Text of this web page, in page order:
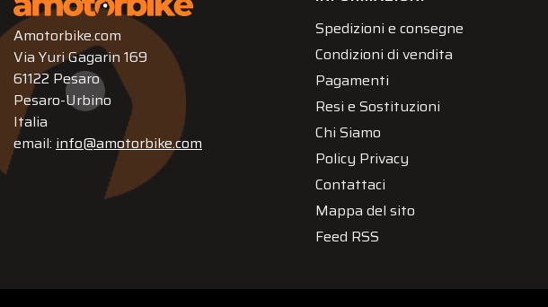
Amotorbike.com
Via Yuri Gagarin 169
61122 Pesaro
Pesaro-Urbino
Italia
email: info@amotorbike.com
Spedizioni e consegne
Condizioni di vendita
Pagamenti
Resi e Sostituzioni
Chi Siamo
Policy Privacy
Contattaci
Mappa del sito
Feed RSS